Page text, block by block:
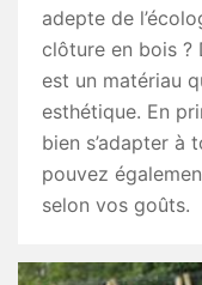
adepte de
clôture en bois ?
est un matériau
esthétique. En
bien s’adapter à
pouvez
selon vos goûts.